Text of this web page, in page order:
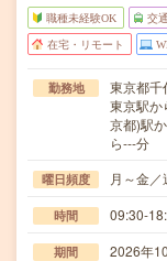
職種未経験OK 交
在宅・リモート
勤務地
東京都千
東京駅か
京都)駅
ら---分
曜日頻度 月～金
時間 09:30-
期間 2026年